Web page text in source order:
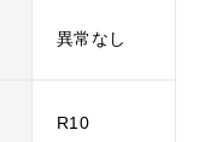
異常なし
R10